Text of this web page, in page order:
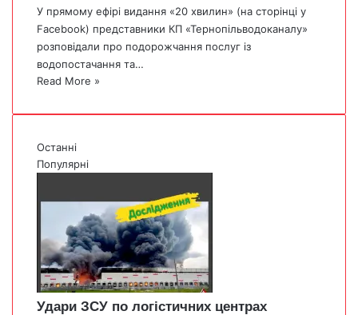
У прямому ефірі видання «20 хвилин» (на сторінці у
Facebook) представники КП «Тернопільводоканалу»
розповідали про подорожчання послуг із
водопостачання та…
Read More »
Останні
Популярні
Удари ЗСУ по логістичних центрах